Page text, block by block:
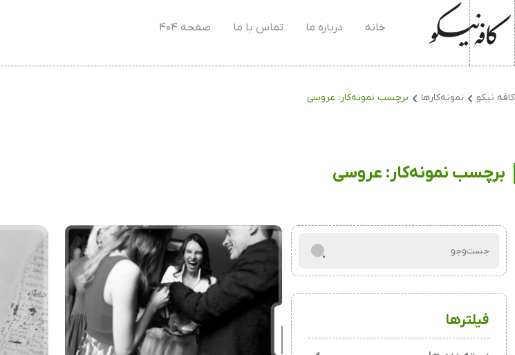
خانه درباره ما تماس با ما
صفحه ۴۰۴
کافه نیکو نمونه‌کارها برچسب نمونه‌کار: عروسی
برچسب نمونه‌کار: عروسی
جست‌و‌جو
فیلترها